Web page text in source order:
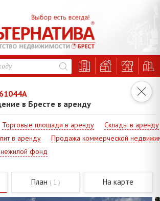
в Бресте в аренду
Торговые площади в аренду
Склады в аренду
в аренду
Продажа коммерческой
фонд
План ( 1 ) На карте